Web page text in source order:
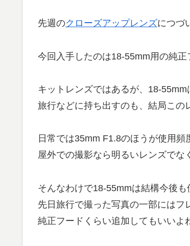
先週のクローズアップレンズにつづ
今回入手したのは18-55mm用の純正
キットレンズではあるが、18-55mm
旅行などに持ち出すのも、結局この
日常では35mm F1.8のほうが使用頻
屋外での撮影なら明るいレンズでな
そんなわけで18-55mmは結構今後も
先日旅行で撮った写真の一部にはフ
純正フードくらい追加してもいいよ